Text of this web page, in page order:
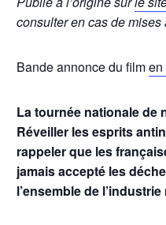
consulter en cas de mises
Bande annonce du filmen
La tournée nationale de
Réveiller les esprits
rappeler que les
jamais accepté les
l’ensemble de